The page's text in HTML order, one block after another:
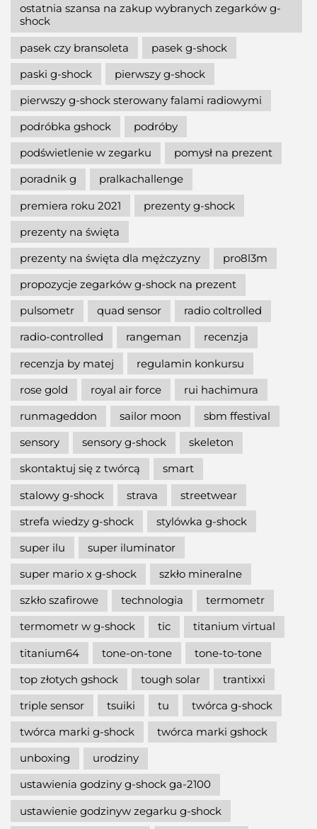
ostatnia szansa na zakup wybranych zegarków g-
shock
pasek czy bransoleta
pasek g-shock
paski g-shock
pierwszy g-shock
pierwszy g-shock sterowany falami radiowymi
podróbka gshock
podróby
podświetlenie w zegarku
pomysł na prezent
poradnik g
pralkachallenge
premiera roku 2021
prezenty g-shock
prezenty na święta
prezenty na święta dla mężczyzny
pro8l3m
propozycje zegarków g-shock na prezent
pulsometr
quad sensor
radio coltrolled
radio-controlled
rangeman
recenzja
recenzja by matej
regulamin konkursu
rose gold
royal air force
rui hachimura
runmageddon
sailor moon
sbm ffestival
sensory
sensory g-shock
skeleton
skontaktuj się z twórcą
smart
stalowy g-shock
strava
streetwear
strefa wiedzy g-shock
stylówka g-shock
super ilu
super iluminator
super mario x g-shock
szkło mineralne
szkło szafirowe
technologia
termometr
termometr w g-shock
tic
titanium virtual
titanium64
tone-on-tone
tone-to-tone
top złotych gshock
tough solar
trantixxi
triple sensor
tsuiki tu
twórca g-shock
twórca marki g-shock
twórca marki gshock
unboxing
urodziny
ustawienia godziny g-shock ga-2100
ustawienie godzinyw zegarku g-shock